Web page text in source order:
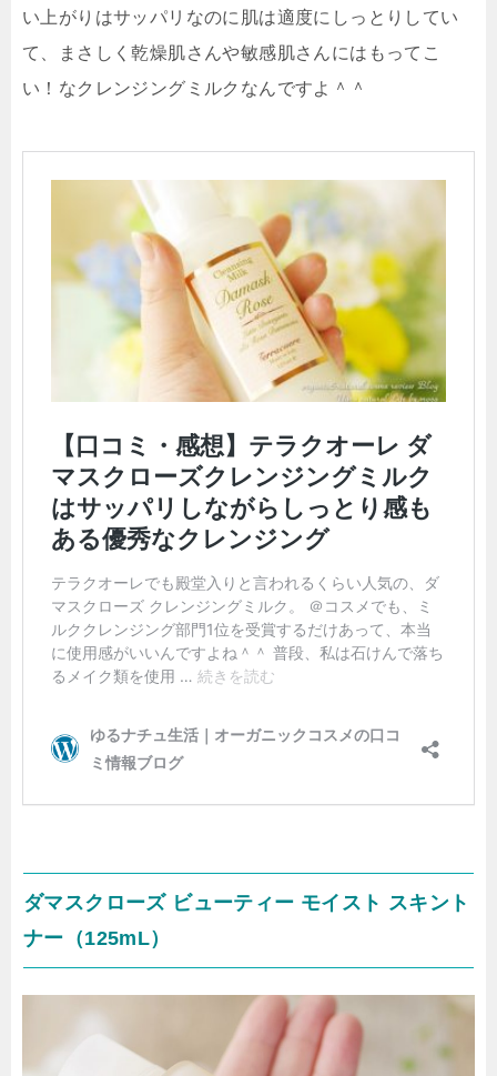
い上がりはサッパリなのに肌は適度にしっとりしてい
て、まさしく乾燥肌さんや敏感肌さんにはもってこ
い！なクレンジングミルクなんですよ＾＾
ダマスクローズ ビューティー モイスト スキント
ナー（125mL）